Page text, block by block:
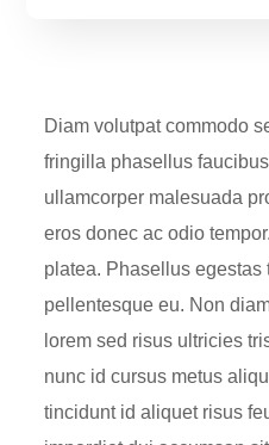
Diam volutpat commodo
fringilla phasellus
ullamcorper malesuada
eros donec ac odio
platea. Phasellus egestas
pellentesque eu. Non
lorem sed risus ultricies
nunc id cursus metus
tincidunt id aliquet risus